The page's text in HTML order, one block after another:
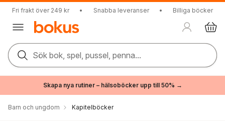
Fri frakt över 249 kr • Snabba leveranser • Billiga böcker
Sök bok, spel, pussel, penna...
Skapa nya rutiner – hälsoböcker upp till 50% →
Barn och ungdom Kapitelböcker